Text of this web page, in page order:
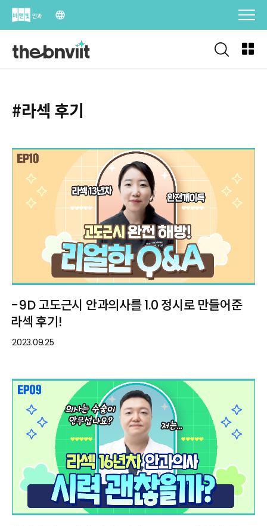
Skip
#라섹 후기
-9D 고도근시 안과의사를 1.0 정시로 만들어준
라섹 후기!
2023.09.25